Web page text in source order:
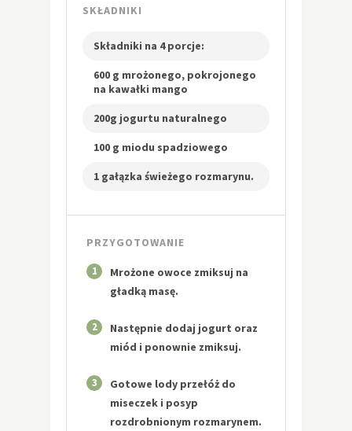
SKŁADNIKI
Składniki na 4 porcje:
600 g mrożonego, pokrojonego
na kawałki mango
200g jogurtu naturalnego
100 g miodu spadziowego
1 gałązka świeżego rozmarynu.
PRZYGOTOWANIE
1
Mrożone owoce zmiksuj na
gładką masę.
2
Następnie dodaj jogurt oraz
miód i ponownie zmiksuj.
3
Gotowe lody przełóż do
miseczek i posyp
rozdrobnionym rozmarynem.